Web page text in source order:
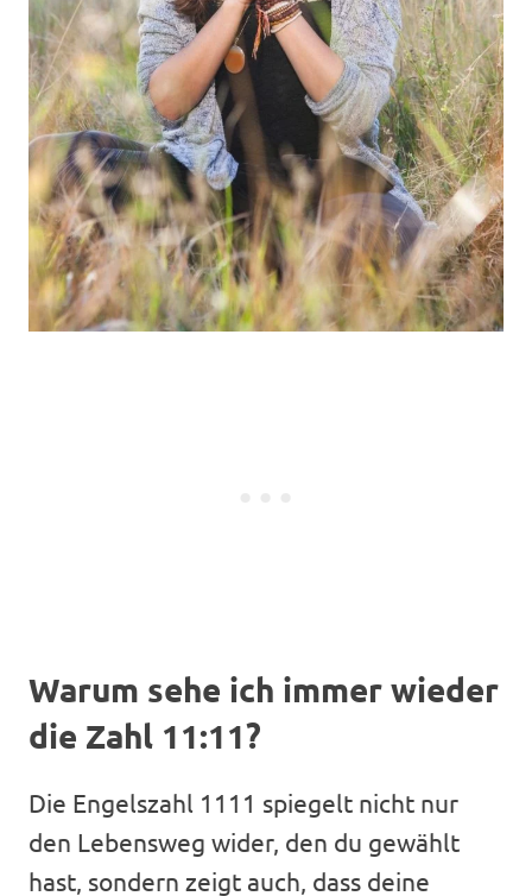
Warum sehe ich immer wieder
die Zahl 11:11?
Die Engelszahl 1111 spiegelt nicht nur
den Lebensweg wider, den du gewählt
hast, sondern zeigt auch, dass deine